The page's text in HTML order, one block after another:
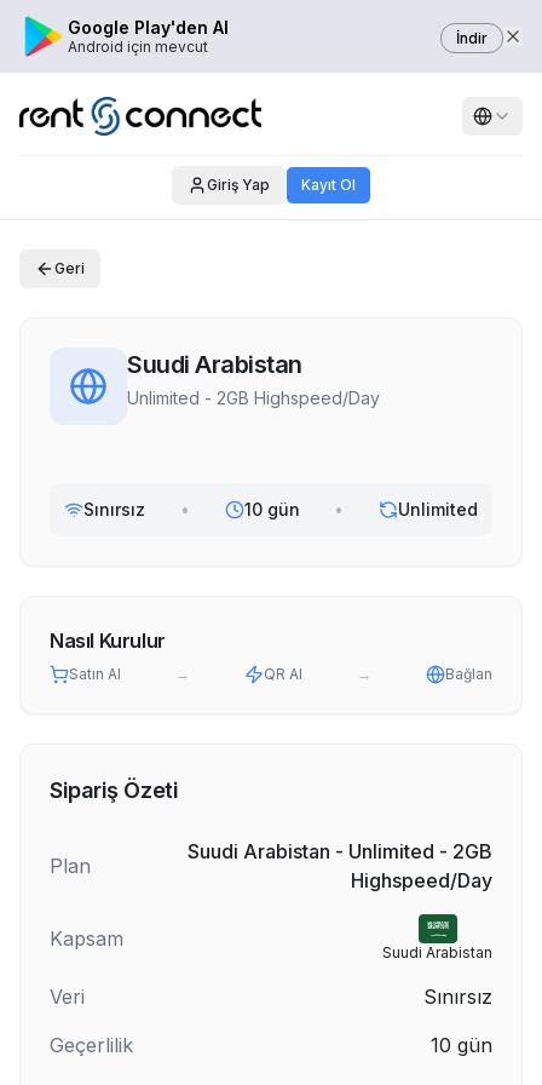
Google Play'den Al
Android için mevcut İndir
Giriş Yap Kayıt Ol
Geri
Suudi Arabistan
Unlimited - 2GB Highspeed/Day
Sınırsız • 10 gün • Unlimited
Nasıl Kurulur
Satın Al → QR Al → Bağlan
Sipariş Özeti
Plan
Suudi Arabistan - Unlimited - 2GB
Highspeed/Day
Kapsam
Suudi Arabistan
Veri
Sınırsız
Geçerlilik
10 gün